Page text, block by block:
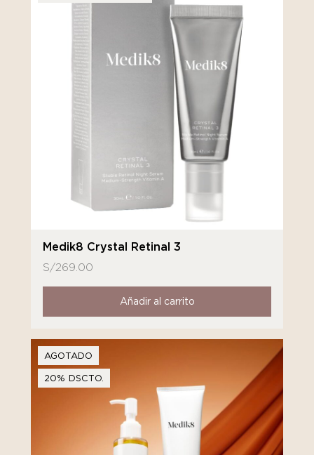
Medik8 Crystal Retinal 3
S/269.00
Añadir al carrito
AGOTADO
20% DSCTO.